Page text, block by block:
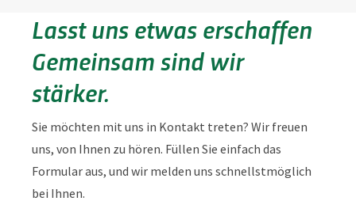
Lasst uns etwas erschaffen
Gemeinsam sind wir
stärker.
Sie möchten mit uns in Kontakt treten? Wir freuen
uns, von Ihnen zu hören. Füllen Sie einfach das
Formular aus, und wir melden uns schnellstmöglich
bei Ihnen.